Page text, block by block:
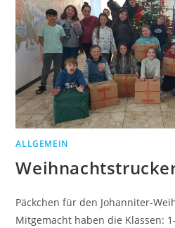
ALLGEMEIN
Päckchen für den Johanniter-
Mitgemacht haben die Klassen: